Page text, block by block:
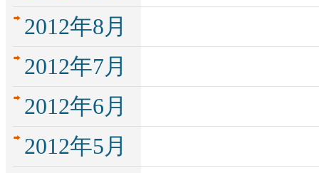
2012年8月
2012年7月
2012年6月
2012年5月